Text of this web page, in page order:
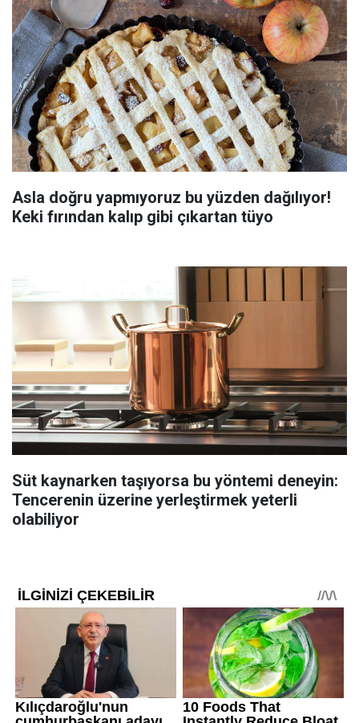
Asla doğru yapmıyoruz bu yüzden dağılıyor!
Keki fırından kalıp gibi çıkartan tüyo
Süt kaynarken taşıyorsa bu yöntemi deneyin:
Tencerenin üzerine yerleştirmek yeterli
olabiliyor